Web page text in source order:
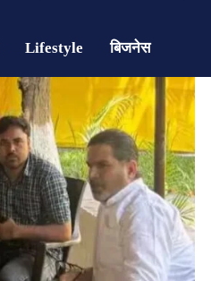
Lifestyle बिजनेस